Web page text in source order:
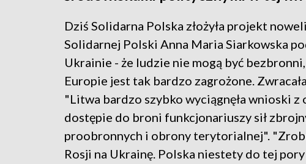
Dziś Solidarna Polska złożyła projekt
Solidarnej Polski Anna Maria Siarkowska
Ukrainie - że ludzie nie mogą być
Europie jest tak bardzo zagrożone.
"Litwa bardzo szybko wyciągnęła wnioski
dostępie do broni funkcjonariuszy sił
proobronnych i obrony terytorialnej".
Rosji na Ukrainę. Polska niestety do tej